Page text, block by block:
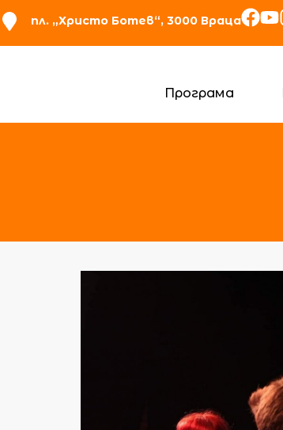
пл. „Христо Ботев“, 3000 Враца
Програма